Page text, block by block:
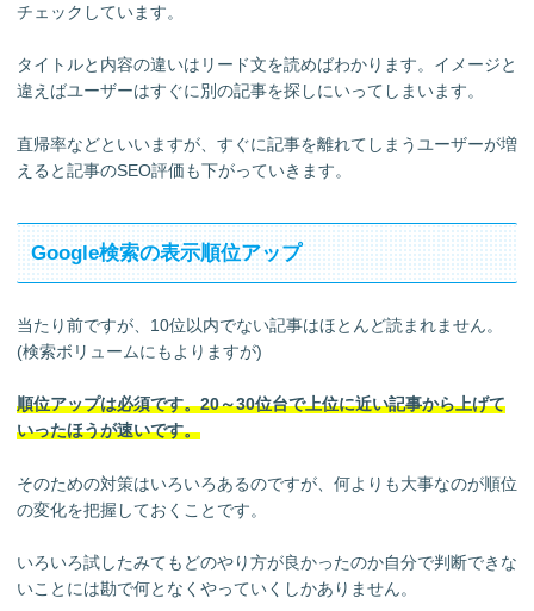
チェックしています。
タイトルと内容の違いはリード文を読めばわかります。イメージと
違えばユーザーはすぐに別の記事を探しにいってしまいます。
直帰率などといいますが、すぐに記事を離れてしまうユーザーが増
えると記事のSEO評価も下がっていきます。
Google検索の表示順位アップ
当たり前ですが、10位以内でない記事はほとんど読まれません。
(検索ボリュームにもよりますが)
順位アップは必須です。20～30位台で上位に近い記事から上げて
いったほうが速いです。
そのための対策はいろいろあるのですが、何よりも大事なのが順位
の変化を把握しておくことです。
いろいろ試したみてもどのやり方が良かったのか自分で判断できな
いことには勘で何となくやっていくしかありません。